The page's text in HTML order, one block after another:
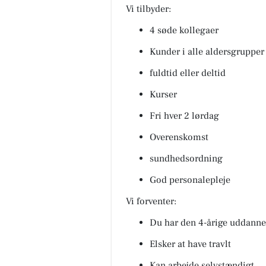
Vi tilbyder:
4 søde kollegaer
Kunder i alle aldersgrupper
fuldtid eller deltid
Kurser
Fri hver 2 lørdag
Overenskomst
sundhedsordning
God personalepleje
Vi forventer:
Du har den 4-årige
Elsker at have travlt